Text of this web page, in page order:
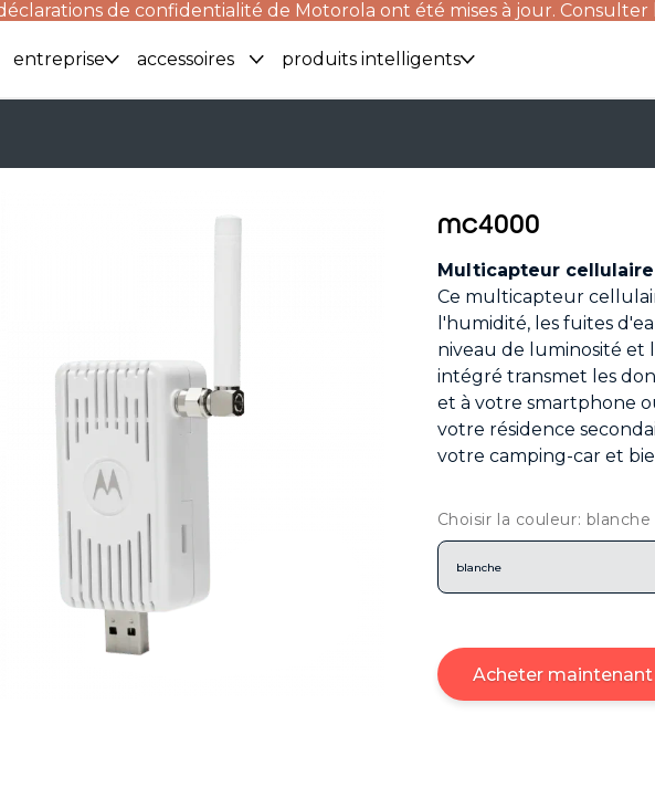
de confidentialité de Motorola ont été mises à jour. Consulter
entreprise accessoires produits intelligents
mc4000
Multicapteur
Ce multicapteur
l'humidité, les fuites
niveau de luminosité et
intégré transmet les
et à votre smartphone
votre résidence
votre camping-car et
Choisir la couleur: blanche
blanche
Acheter maintenant